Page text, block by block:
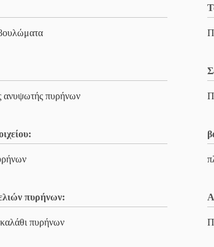
ανυψωτής πυρήνων
πυρήνων:
πυρήνων